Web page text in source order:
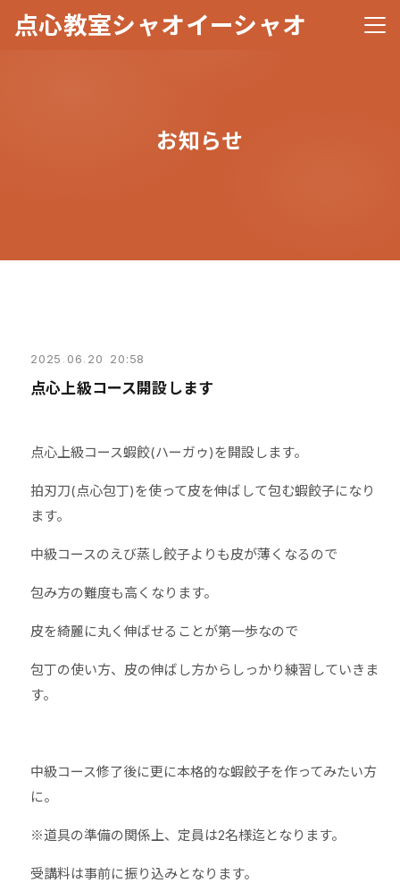
点心教室シャオイーシャオ メニ
お知らせ
2025 . 06. 20 20:58
点心上級コース開設します
点心上級コース蝦餃(ハーガゥ)を開設します。
拍刃刀(点心包丁)を使って皮を伸ばして包む蝦餃子になり
ます。
中級コースのえび蒸し餃子よりも皮が薄くなるので
包み方の難度も高くなります。
皮を綺麗に丸く伸ばせることが第一歩なので
包丁の使い方、皮の伸ばし方からしっかり練習していきま
す。
中級コース修了後に更に本格的な蝦餃子を作ってみたい方
に。
※道具の準備の関係上、定員は2名様迄となります。
受講料は事前に振り込みとなります。